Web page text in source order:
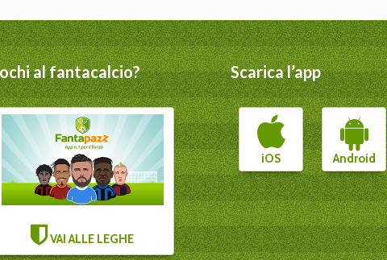
al fantacalcio?
VAI ALLE LEGHE
Scarica l’app
iOS Android